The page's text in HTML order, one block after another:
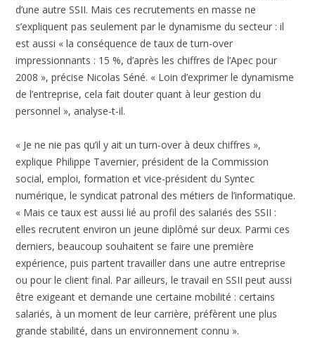
d’une autre SSII. Mais ces recrutements en masse ne
s’expliquent pas seulement par le dynamisme du secteur : il
est aussi « la conséquence de taux de turn-over
impressionnants : 15 %, d’après les chiffres de l’Apec pour
2008 », précise Nicolas Séné. « Loin d’exprimer le dynamisme
de l’entreprise, cela fait douter quant à leur gestion du
personnel », analyse-t-il.
« Je ne nie pas qu’il y ait un turn-over à deux chiffres »,
explique Philippe Tavernier, président de la Commission
social, emploi, formation et vice-président du Syntec
numérique, le syndicat patronal des métiers de l’informatique.
« Mais ce taux est aussi lié au profil des salariés des SSII :
elles recrutent environ un jeune diplômé sur deux. Parmi ces
derniers, beaucoup souhaitent se faire une première
expérience, puis partent travailler dans une autre entreprise
ou pour le client final. Par ailleurs, le travail en SSII peut aussi
être exigeant et demande une certaine mobilité : certains
salariés, à un moment de leur carrière, préfèrent une plus
grande stabilité, dans un environnement connu ».